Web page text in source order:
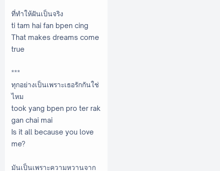
ที่ทำให้ฝันเป็นจริง
ti tam hai fan bpen cing
That makes dreams come
true
***
ทุกอย่างเป็นเพราะเธอรักกันใช่
ไหม
took yang bpen pro ter rak
gan chai mai
Is it all because you love
me?
มันเป็นเพราะความหวานจาก